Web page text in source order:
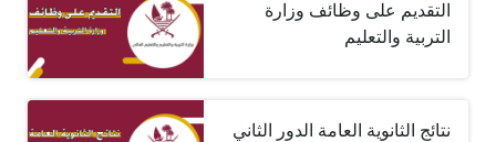
التقديم على وظائف وزارة
التربية والتعليم
نتائج الثانوية العامة الدور الثاني